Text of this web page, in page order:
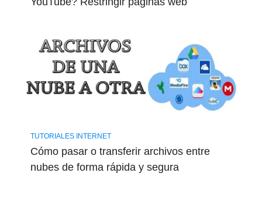
TUTORIALES INTERNET
Cómo pasar o transferir archivos entre
nubes de forma rápida y segura